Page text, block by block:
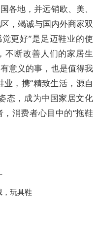
各地，并远销欧、美、
，竭诚与国内外商家双
更好”是足迈鞋业的使
不断改善人们的家居生
意义的事，也是值得我
，携“精致生活，源自
态，成为中国家居文化
消费者心目中的“拖鞋
，玩具鞋